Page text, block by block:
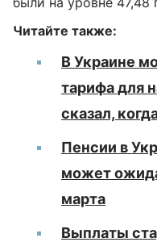
Читайте также:
В Украине
тарифа для
сказал,
Пенсии в
может
марта
Выплаты